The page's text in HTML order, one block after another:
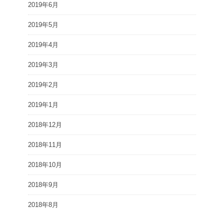
2019年6月
2019年5月
2019年4月
2019年3月
2019年2月
2019年1月
2018年12月
2018年11月
2018年10月
2018年9月
2018年8月